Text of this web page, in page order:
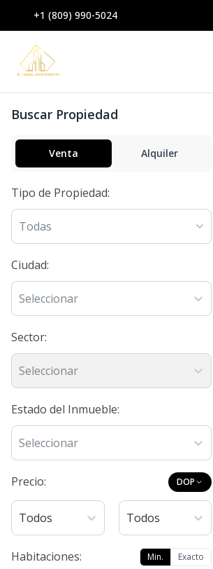
+1 (809) 990-5024
Buscar Propiedad
Venta Alquiler
Tipo de Propiedad:
Todas
Ciudad:
Seleccionar
Sector:
Seleccionar
Estado del Inmueble:
Seleccionar
Precio: DOP
Todos Todos
Habitaciones: Min. Exacto